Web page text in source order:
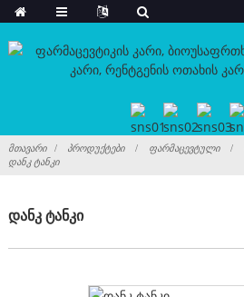
ᲛᲗᲐᲕᲐᲠᲘ ᲞᲠᲝᲓᲣᲥᲢᲔᲑᲘ ᲤᲐᲠᲛᲐᲪᲔᲕᲢᲣᲚᲘ
ᲓᲐᲜᲙ ᲢᲐᲜᲙᲘ
დანკ ტანკი